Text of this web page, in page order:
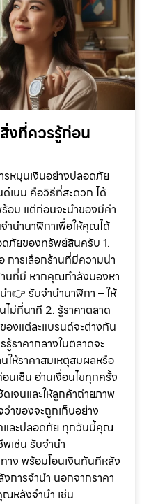
งที่ควรรู้ก่อน
หมุนเงินอย่างปลอดภัย
ด์เนม คือวิธีที่สะดวก ได้
ร้อม แต่ก่อนจะนำของมีค่า
ำนำนาฬิกาเพื่อให้คุณได้
ภัยของทรัพย์สินครับ 1.
การเลือกร้านที่มีความน่า
นที่มี หากคุณกำลังมองหา
👉 รับจำนำนาฬิกา – ให้
ไม่กี่นาที 2. รู้ราคาตลาด
งแต่ละแบรนด์จะต่างกัน
ราคากลางในตลาดจะ
ให้ราคาสมเหตุสมผลหรือ
เซ็น อ่านเงื่อนไขทุกครั้ง
เจนและให้ลูกค้าถ่ายภาพ
ว่าของจะถูกเก็บอย่าง
และปลอดภัย ทุกวันนี้คุณ
เช่น รับจำนำ
ง พร้อมโอนเงินทันทีหลัง
การจำนำ นอกจากราคา
หลังจำนำ เช่น